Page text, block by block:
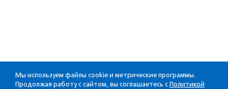
Мы используем файлы cookie и метрические программы.
Продолжая работу с сайтом, вы соглашаетесь с Политикой